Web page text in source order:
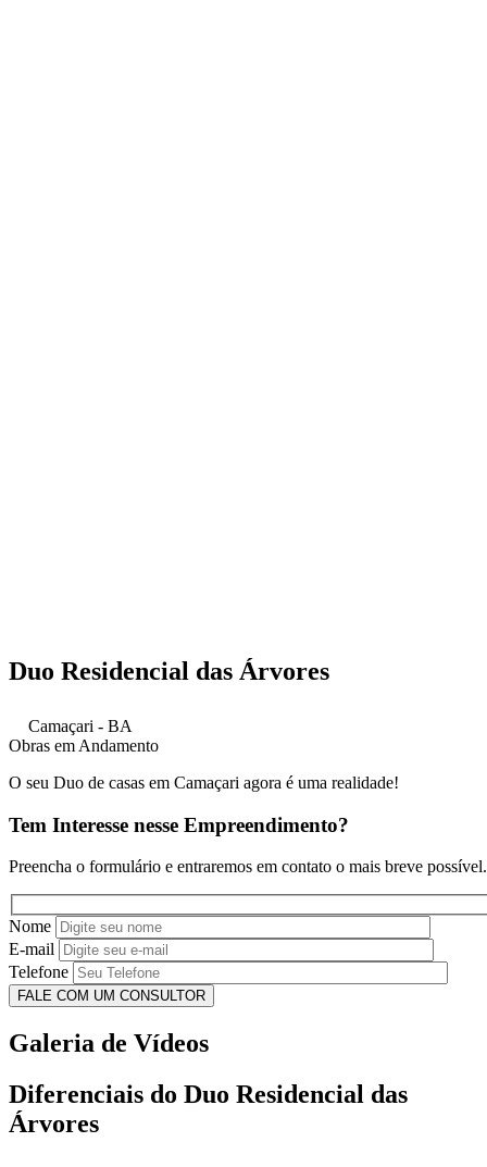
Duo Residencial das Árvores
Camaçari - BA
Obras em Andamento
O seu Duo de casas em Camaçari agora é uma realidade!
Tem Interesse nesse Empreendimento?
Preencha o formulário e entraremos em contato o mais breve possível.
Nome
E-mail
Telefone
Galeria de Vídeos
Diferenciais do Duo Residencial das
Árvores